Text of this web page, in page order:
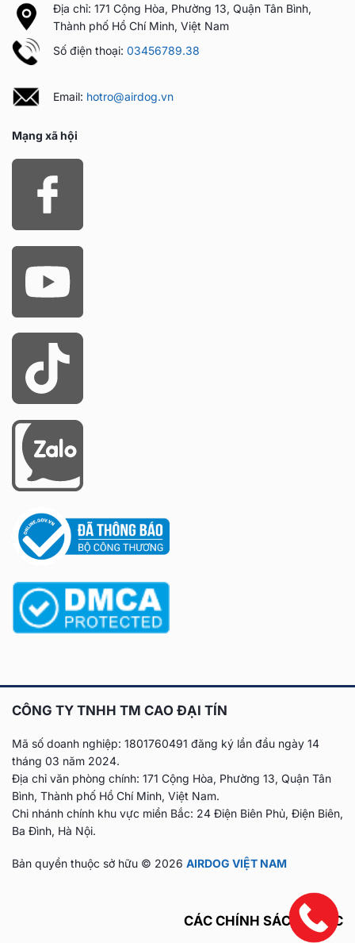
Địa chỉ: 171 Cộng Hòa, Phường 13, Quận Tân Bình,
Thành phố Hồ Chí Minh, Việt Nam
Số điện thoại: 03456789.38
Email: hotro@airdog.vn
Mạng xã hội
CÔNG TY TNHH TM CAO ĐẠI TÍN
Mã số doanh nghiệp: 1801760491 đăng ký lần đầu ngày 14
tháng 03 năm 2024.
Địa chỉ văn phòng chính: 171 Cộng Hòa, Phường 13, Quận Tân
Bình, Thành phố Hồ Chí Minh, Việt Nam.
Chi nhánh chính khu vực miền Bắc: 24 Điện Biên Phủ, Điện Biên,
Ba Đình, Hà Nội.
Bản quyền thuộc sở hữu © 2026 AIRDOG VIỆT NAM
CÁC CHÍNH SÁCH KHÁC